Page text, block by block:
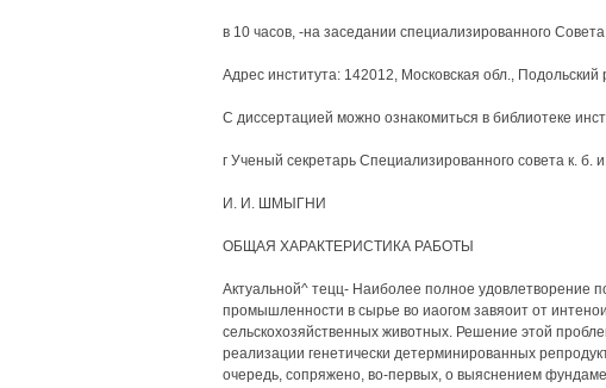
в 10 часов, -на заседании специализированного
Адрес института: 142012, Московская обл.,
С диссертацией можно ознакомиться в библиотеке
г Ученый секретарь Специализированного совета к. б.
И. И. ШМЫГНИ
ОБЩАЯ ХАРАКТЕРИСТИКА РАБОТЫ
Актуальной^ тецц- Наиболее полное удовлетворение
промышленности в сырье во иаогом завяоит от
сельскохозяйственных животных. Решение этой
реализации генетически детерминированных
очередь, сопряжено, во-первых, о выяснением